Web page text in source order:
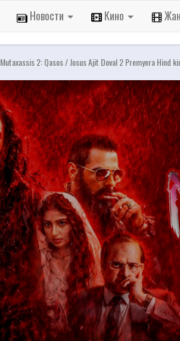
Новости Кино
Mutaxassis 2: Qasos / Josus Ajit Doval 2 Premyera